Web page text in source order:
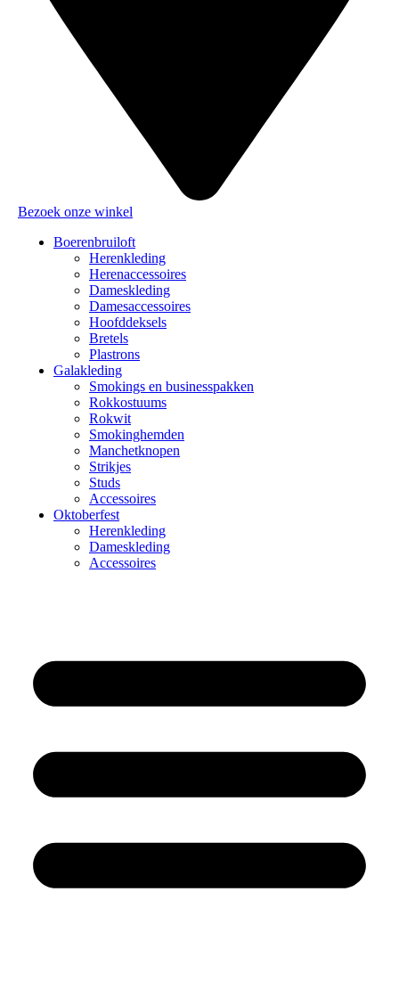
Bezoek onze winkel
Boerenbruiloft
Herenkleding
Herenaccessoires
Dameskleding
Damesaccessoires
Hoofddeksels
Bretels
Plastrons
Galakleding
Smokings en businesspakken
Rokkostuums
Rokwit
Smokinghemden
Manchetknopen
Strikjes
Studs
Accessoires
Oktoberfest
Herenkleding
Dameskleding
Accessoires